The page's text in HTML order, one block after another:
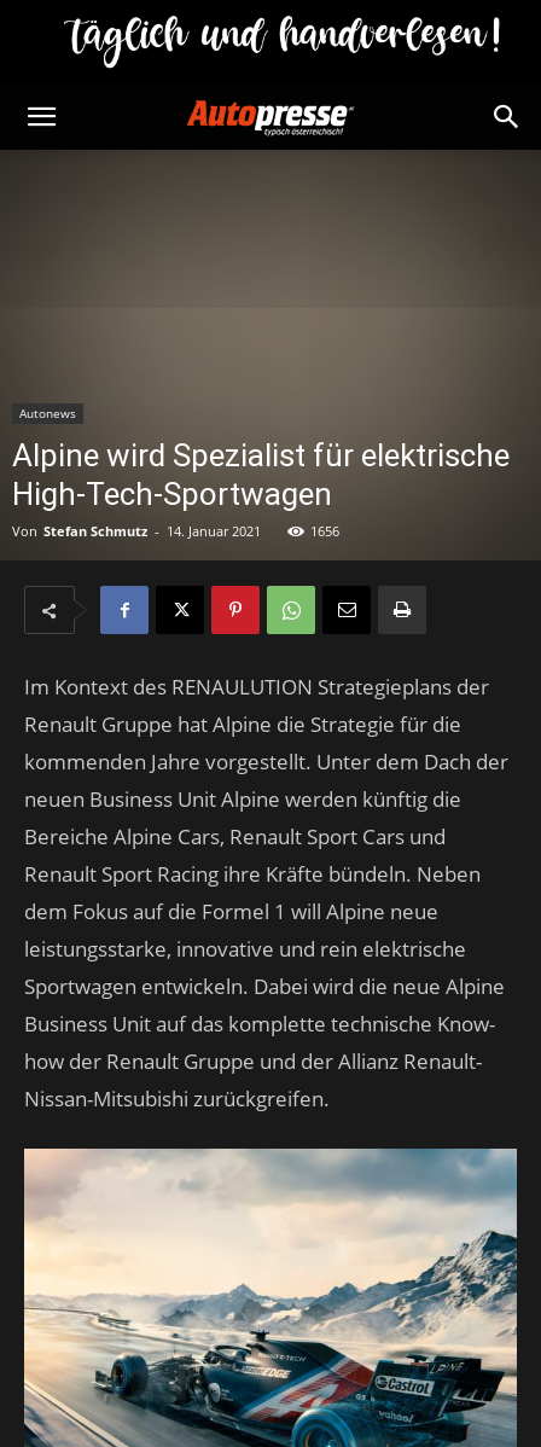
Autonews
Alpine wird Spezialist für elektrische
High-Tech-Sportwagen
Von Stefan Schmutz - 14. Januar 2021 1656
Im Kontext des RENAULUTION Strategieplans der
Renault Gruppe hat Alpine die Strategie für die
kommenden Jahre vorgestellt. Unter dem Dach der
neuen Business Unit Alpine werden künftig die
Bereiche Alpine Cars, Renault Sport Cars und
Renault Sport Racing ihre Kräfte bündeln. Neben
dem Fokus auf die Formel 1 will Alpine neue
leistungsstarke, innovative und rein elektrische
Sportwagen entwickeln. Dabei wird die neue Alpine
Business Unit auf das komplette technische Know-
how der Renault Gruppe und der Allianz Renault-
Nissan-Mitsubishi zurückgreifen.